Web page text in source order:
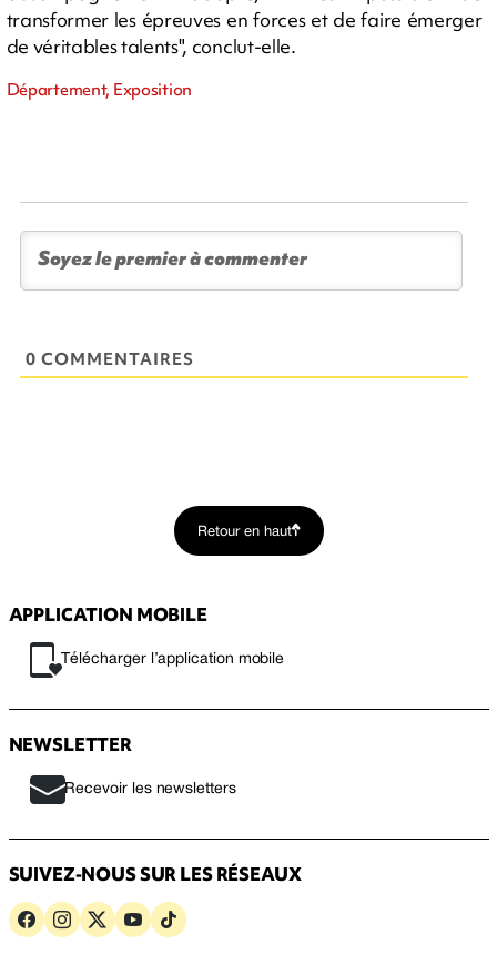
transformer les épreuves en forces et de faire émerger
de véritables talents", conclut-elle.
Département, Exposition
0 COMMENTAIRES
Retour en haut
APPLICATION MOBILE
Télécharger l’application mobile
NEWSLETTER
Recevoir les newsletters
SUIVEZ-NOUS SUR LES RÉSEAUX